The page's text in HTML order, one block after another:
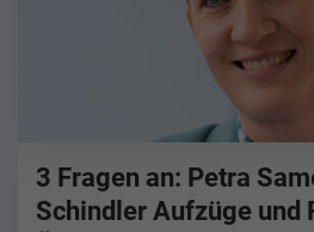
3 Fragen an: Petra
Schindler Aufzüge und